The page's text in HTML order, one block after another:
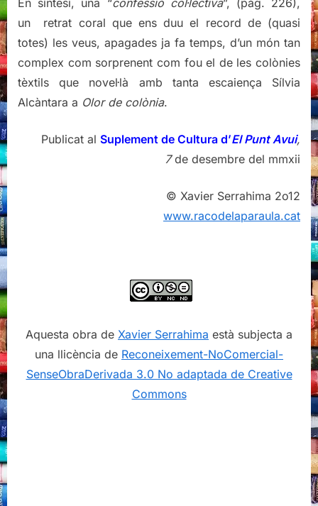
un retrat coral que ens duu el record de (quasi
totes) les veus, apagades ja fa temps, d’un món tan
complex com sorprenent com fou el de les colònies
tèxtils que novel·là amb tanta escaiença Sílvia
Alcàntara a Olor de colònia.
Publicat al Suplement de Cultura d’El Punt Avui,
7de desembre del mmxii
© Xavier Serrahima 2o12
www.racodelaparaula.cat
Aquesta obra de Xavier Serrahima està subjecta a
una llicència de Reconeixement-NoComercial-
SenseObraDerivada 3.0 No adaptada de Creative
Commons